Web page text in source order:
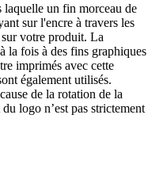
laquelle un fin morceau de
sur l'encre à travers les
sur votre produit. La
la fois à des fins graphiques
imprimés avec cette
également utilisés.
de la rotation de la
logo n’est pas strictement